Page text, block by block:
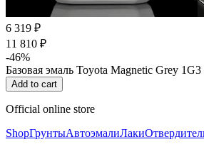
6 319 ₽
11 810 ₽
-46%
Базовая эмаль Toyota Magnetic Grey
Add to cart
Official online store
ShopГрунтыАвтоэмалиЛаки